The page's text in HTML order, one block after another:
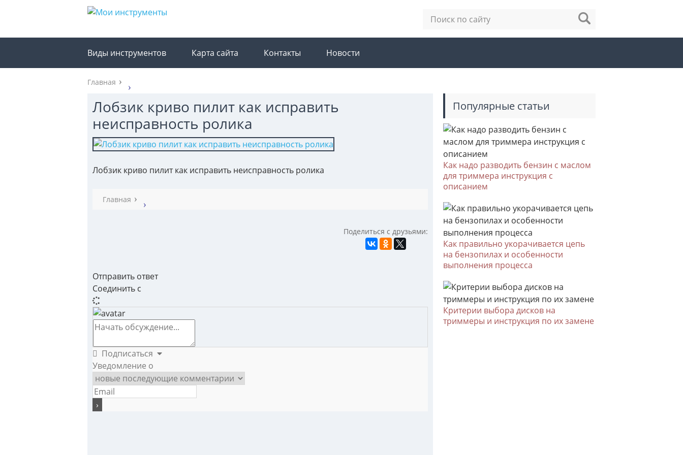
Виды инструментов Карта сайта Контакты Новости
Главная
Лобзик криво пилит как исправить
неисправность ролика
Лобзик криво пилит как исправить неисправность ролика
Главная
Поделиться с друзьями:
Отправить ответ
Соединить с
Подписаться
Уведомление о
Популярные статьи
Как надо разводить бензин с маслом
для триммера инструкция с
описанием
Как правильно укорачивается цепь
на бензопилах и особенности
выполнения процесса
Критерии выбора дисков на
триммеры и инструкция по их замене